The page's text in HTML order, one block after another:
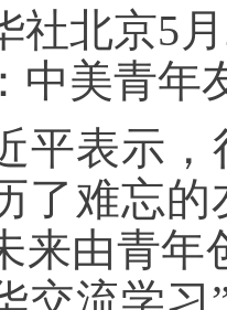
京5月
中美青年
表示，很
了难忘
来由青年